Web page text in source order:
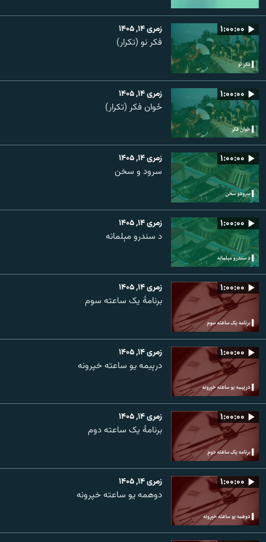
۱:۰۰:۰۰ زمری ۱۴, ۱۴۰۵
فکر نو (تکرار)
۱:۰۰:۰۰ زمری ۱۴, ۱۴۰۵
ځوان فکر (تکرار)
۱:۰۰:۰۰ زمری ۱۴, ۱۴۰۵
سرود و سخن
۱:۰۰:۰۰ زمری ۱۴, ۱۴۰۵
د سندرو مېلمانه
۱:۰۰:۰۰ زمری ۱۴, ۱۴۰۵
برنامۀ یک ساعته سوم
۱:۰۰:۰۰ زمری ۱۴, ۱۴۰۵
درېیمه یو ساعته خپرونه
۱:۰۰:۰۰ زمری ۱۴, ۱۴۰۵
برنامۀ یک ساعته دوم
۱:۰۰:۰۰ زمری ۱۴, ۱۴۰۵
دوهمه یو ساعته خپرونه